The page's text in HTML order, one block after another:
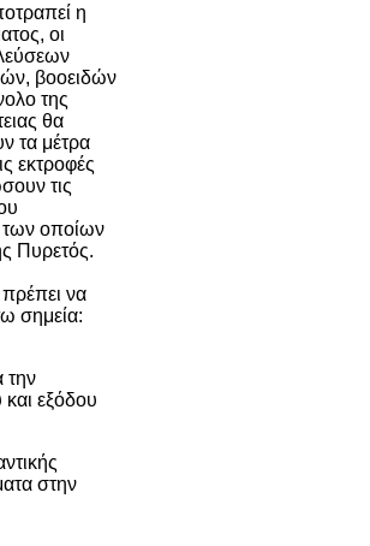
η
οι
βοοειδών
της
θα
τα μέτρα
εκτροφές
τις
των οποίων
Πυρετός.
πρέπει να
σημεία:
την
εξόδου
στην